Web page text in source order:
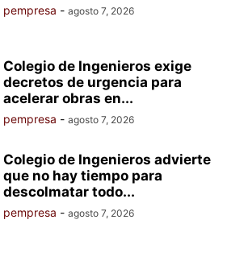
pempresa - agosto 7, 2026
Colegio de Ingenieros exige
decretos de urgencia para
acelerar obras en...
pempresa - agosto 7, 2026
Colegio de Ingenieros advierte
que no hay tiempo para
descolmatar todo...
pempresa - agosto 7, 2026